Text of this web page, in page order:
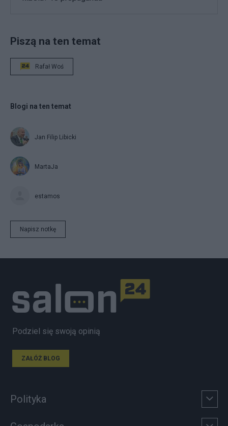
Piszą na ten temat
Rafał Woś
Blogi na ten temat
Jan Filip Libicki
MartaJa
estamos
Napisz notkę
Podziel się swoją opinią
ZAŁÓŻ BLOG
Polityka